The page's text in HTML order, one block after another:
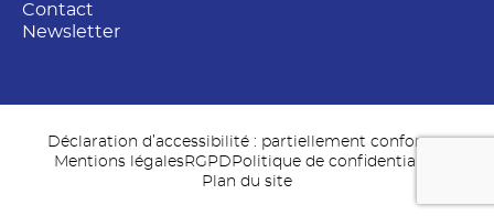
Contact
Newsletter
Déclaration d’accessibilité : partiellement conforme
Mentions légalesRGPD Politique de confidentialité
Plan du site